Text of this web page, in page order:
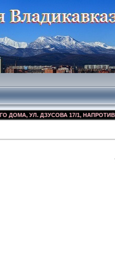
УЛ. ДЗУСОВА 17/1, НАПРОТИВ